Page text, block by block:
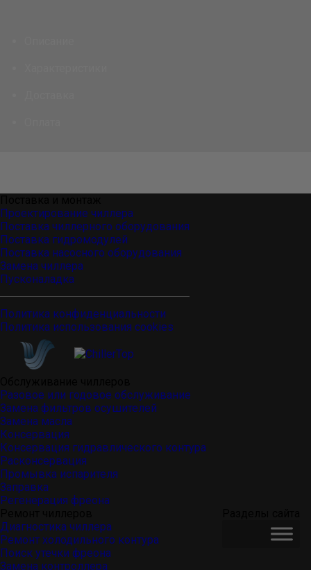
Проектирование чиллера
Поставка чиллерного оборудования
Поставка гидромодулей
Поставка насосного оборудования
Замена чиллера
Пусконаладка
Политика конфиденциальности
Политика использования cookies
Разовое или годовое обслуживание
Замена фильтров осушителей
Замена масла
Консервация
Консервация гидравлического контура
Расконсервация
Промывка испарителя
Заправка
Регенерация фреона
Диагностика чиллера
Ремонт холодильного контура
Поиск утечки фреона
Замена контроллера